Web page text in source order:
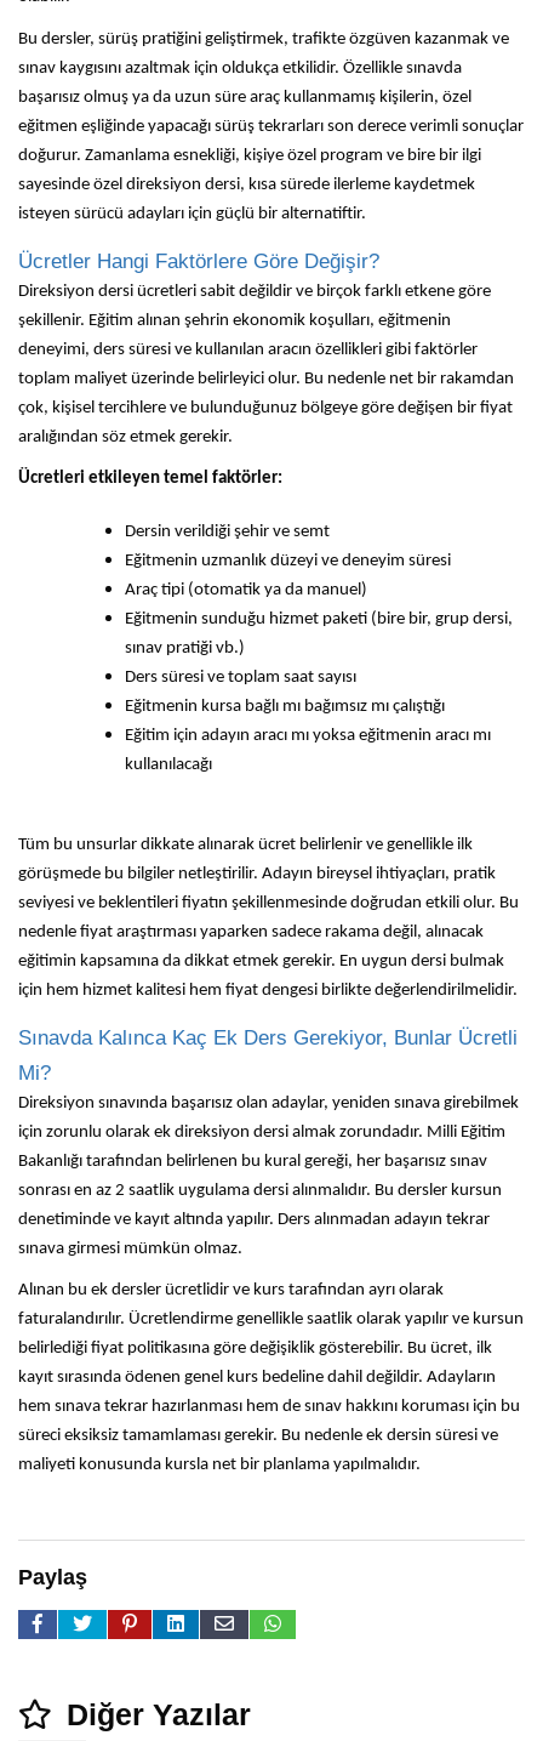
Bu dersler, sürüş pratiğini geliştirmek, trafikte özgüven kazanmak ve
sınav kaygısını azaltmak için oldukça etkilidir. Özellikle sınavda
başarısız olmuş ya da uzun süre araç kullanmamış kişilerin, özel
eğitmen eşliğinde yapacağı sürüş tekrarları son derece verimli sonuçlar
doğurur. Zamanlama esnekliği, kişiye özel program ve bire bir ilgi
sayesinde özel direksiyon dersi, kısa sürede ilerleme kaydetmek
isteyen sürücü adayları için güçlü bir alternatiftir.
Ücretler Hangi Faktörlere Göre Değişir?
Direksiyon dersi ücretleri sabit değildir ve birçok farklı etkene göre
şekillenir. Eğitim alınan şehrin ekonomik koşulları, eğitmenin
deneyimi, ders süresi ve kullanılan aracın özellikleri gibi faktörler
toplam maliyet üzerinde belirleyici olur. Bu nedenle net bir rakamdan
çok, kişisel tercihlere ve bulunduğunuz bölgeye göre değişen bir fiyat
aralığından söz etmek gerekir.
Ücretleri etkileyen temel faktörler:
Dersin verildiği şehir ve semt
Eğitmenin uzmanlık düzeyi ve deneyim süresi
Araç tipi (otomatik ya da manuel)
Eğitmenin sunduğu hizmet paketi (bire bir, grup dersi,
sınav pratiği vb.)
Ders süresi ve toplam saat sayısı
Eğitmenin kursa bağlı mı bağımsız mı çalıştığı
Eğitim için adayın aracı mı yoksa eğitmenin aracı mı
kullanılacağı
Tüm bu unsurlar dikkate alınarak ücret belirlenir ve genellikle ilk
görüşmede bu bilgiler netleştirilir. Adayın bireysel ihtiyaçları, pratik
seviyesi ve beklentileri fiyatın şekillenmesinde doğrudan etkili olur. Bu
nedenle fiyat araştırması yaparken sadece rakama değil, alınacak
eğitimin kapsamına da dikkat etmek gerekir. En uygun dersi bulmak
için hem hizmet kalitesi hem fiyat dengesi birlikte değerlendirilmelidir.
Sınavda Kalınca Kaç Ek Ders Gerekiyor, Bunlar Ücretli
Mi?
Direksiyon sınavında başarısız olan adaylar, yeniden sınava girebilmek
için zorunlu olarak ek direksiyon dersi almak zorundadır. Milli Eğitim
Bakanlığı tarafından belirlenen bu kural gereği, her başarısız sınav
sonrası en az 2 saatlik uygulama dersi alınmalıdır. Bu dersler kursun
denetiminde ve kayıt altında yapılır. Ders alınmadan adayın tekrar
sınava girmesi mümkün olmaz.
Alınan bu ek dersler ücretlidir ve kurs tarafından ayrı olarak
faturalandırılır. Ücretlendirme genellikle saatlik olarak yapılır ve kursun
belirlediği fiyat politikasına göre değişiklik gösterebilir. Bu ücret, ilk
kayıt sırasında ödenen genel kurs bedeline dahil değildir. Adayların
hem sınava tekrar hazırlanması hem de sınav hakkını koruması için bu
süreci eksiksiz tamamlaması gerekir. Bu nedenle ek dersin süresi ve
maliyeti konusunda kursla net bir planlama yapılmalıdır.
Paylaş
Diğer Yazılar